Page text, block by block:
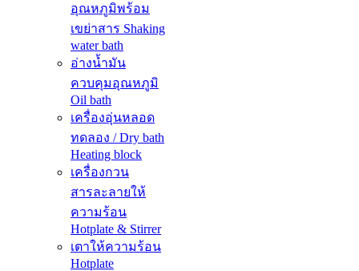
อุณหภูมิพร้อม
เขย่าสาร Shaking
water bath
อ่างน้ำมัน
ควบคุมอุณหภูมิ
Oil bath
เครื่องอุ่นหลอด
ทดลอง / Dry bath
Heating block
เครื่องกวน
สารละลายให้
ความร้อน
Hotplate & Stirrer
เตาให้ความร้อน
Hotplate